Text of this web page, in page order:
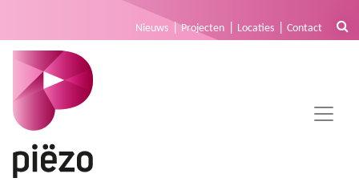
Nieuws Projecten Locaties Contact